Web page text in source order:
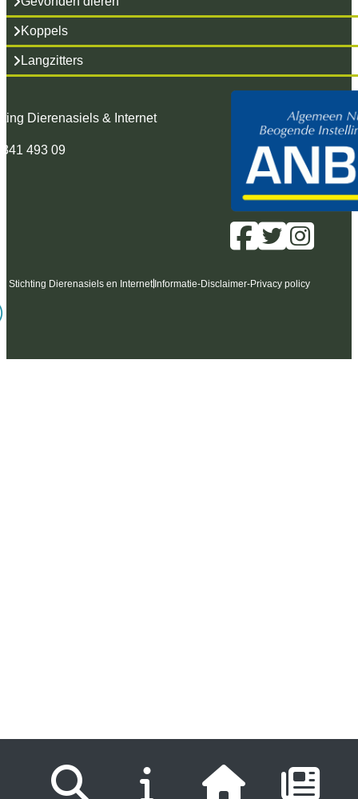
Koppels
Langzitters
Dierenasiels & Internet
493 09
Stichting Dierenasiels en Internet Informatie-Disclaimer-Privacy policy